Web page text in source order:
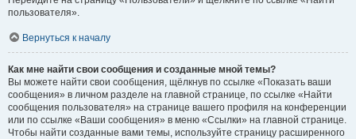
пользователя».
Вернуться к началу
Как мне найти свои сообщения и созданные мной темы?
Вы можете найти свои сообщения, щёлкнув по ссылке «Показать ваши
сообщения» в личном разделе на главной странице, по ссылке «Найти
сообщения пользователя» на странице вашего профиля на конференции
или по ссылке «Ваши сообщения» в меню «Ссылки» на главной странице.
Чтобы найти созданные вами темы, используйте страницу расширенного